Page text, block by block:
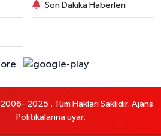
Son Dakika Haberleri
2025 . Tüm Hakları Saklıdır. Ajans
Politikalarına uyar.